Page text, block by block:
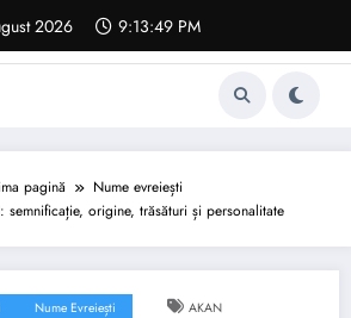
2026 9:13:50 PM
pagină
Nume evreiești
semnificație, origine, trăsături și personalitate
Nume Evreiești AKAN